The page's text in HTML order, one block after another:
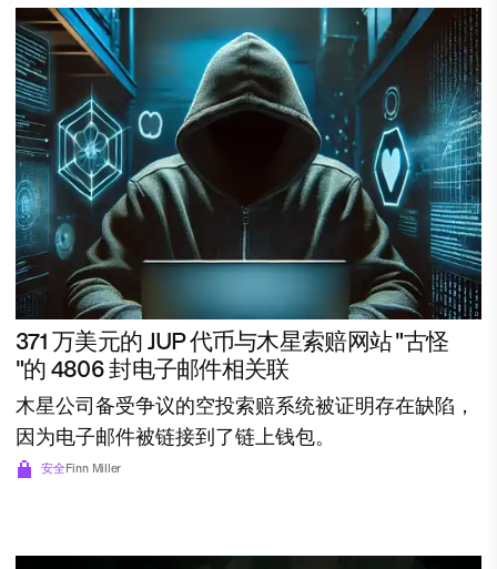
371 万美元的 JUP 代币与木星索赔网站 "古怪
"的 4806 封电子邮件相关联
木星公司备受争议的空投索赔系统被证明存在缺陷，
因为电子邮件被链接到了链上钱包。
安全Finn Miller